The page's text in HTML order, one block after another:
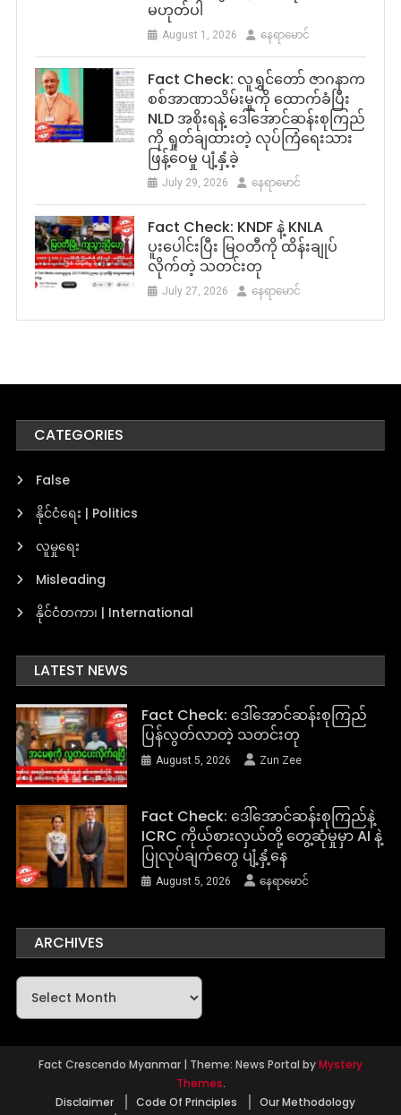
မဟုတ်ပါ
August 1, 2026 နေရာမောင်
Fact Check: လူရွှင်တော် ဇာဂနာက
စစ်အာဏာသိမ်းမှုကို ထောက်ခံပြီး
NLD အစိုးရနဲ့ ဒေါ်အောင်ဆန်းစုကြည်
ကို ရှုတ်ချထားတဲ့ လုပ်ကြံရေးသား
ဖြန့်ဝေမှု ပျံ့နှံ့ခဲ့
July 29, 2026 နေရာမောင်
Fact Check: KNDF နဲ့ KNLA
ပူးပေါင်းပြီး မြဝတီကို ထိန်းချုပ်
လိုက်တဲ့ သတင်းတု
July 27, 2026 နေရာမောင်
CATEGORIES
False
နိုင်ငံရေး | Politics
လူမှုရေး
Misleading
နိုင်ငံတကာ၊ | International
LATEST NEWS
Fact Check: ဒေါ်အောင်ဆန်းစုကြည်
ပြန်လွတ်လာတဲ့ သတင်းတု
August 5, 2026 Zun Zee
Fact Check: ဒေါ်အောင်ဆန်းစုကြည်နဲ့
ICRC ကိုယ်စားလှယ်တို့ တွေ့ဆုံမှုမှာ AI နဲ့
ပြုလုပ်ချက်တွေ ပျံ့နှံ့နေ
August 5, 2026 နေရာမောင်
ARCHIVES
Archives
Fact Crescendo Myanmar | Theme: News Portal byMystery
Themes.
Disclaimer
Code Of Principles
Our Methodology